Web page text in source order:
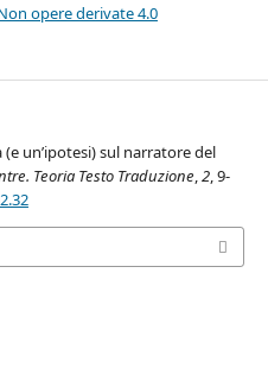
opere derivate 4.0
un’ipotesi) sul narratore del
Teoria Testo Traduzione,2, 9-